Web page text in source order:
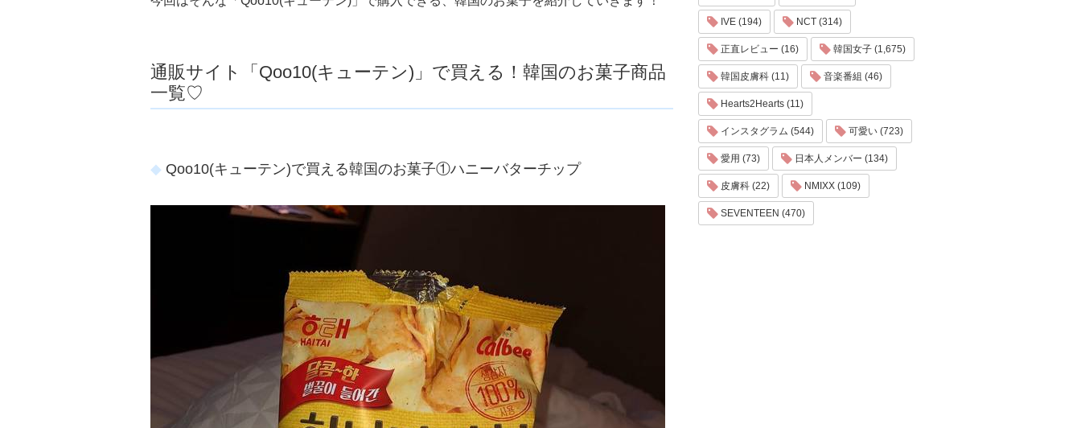
通販サイト「Qoo10(キューテン)」で買える！韓国のお菓子商品
一覧♡
Qoo10(キューテン)で買える韓国のお菓子①ハニーバターチップ
IVE (194) NCT (314)
正直レビュー (16) 韓国女子 (1,675)
韓国皮膚科 (11) 音楽番組 (46)
Hearts2Hearts (11)
インスタグラム (544) 可愛い (723)
愛用 (73) 日本人メンバー (134)
皮膚科 (22) NMIXX (109)
SEVENTEEN (470)